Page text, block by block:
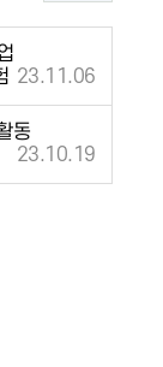
23.11.06
동
23.10.19